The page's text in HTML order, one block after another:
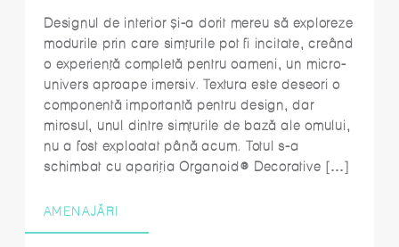
Designul de interior și-a dorit mereu să exploreze
modurile prin care simțurile pot fi incitate, creând
o experiență completă pentru oameni, un micro-
univers aproape imersiv. Textura este deseori o
componentă importantă pentru design, dar
mirosul, unul dintre simțurile de bază ale omului,
nu a fost exploatat până acum. Totul s-a
schimbat cu apariția Organoid® Decorative […]
AMENAJĂRI